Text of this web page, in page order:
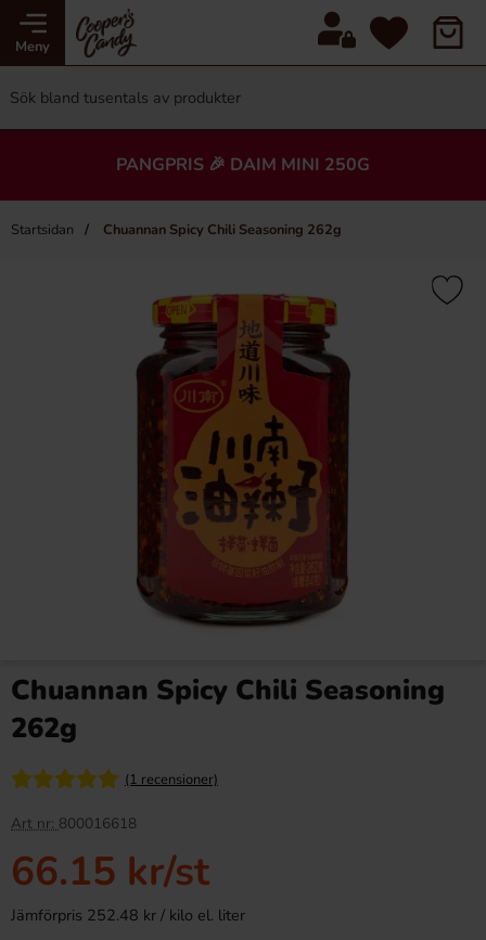
Meny
PANGPRIS 🎉 DAIM MINI 250G
Startsidan Chuannan Spicy Chili Seasoning 262g
Chuannan Spicy Chili Seasoning
262g
(1 recensioner)
Art nr: 800016618
66.15 kr/st
Jämförpris 252.48 kr / kilo el. liter